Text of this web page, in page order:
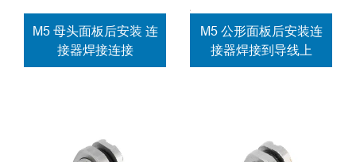
M5 母头面板后安装 连
接器焊接连接
M5 公形面板后安装连
接器焊接到导线上